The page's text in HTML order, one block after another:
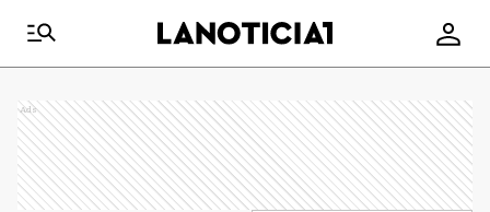
Ads